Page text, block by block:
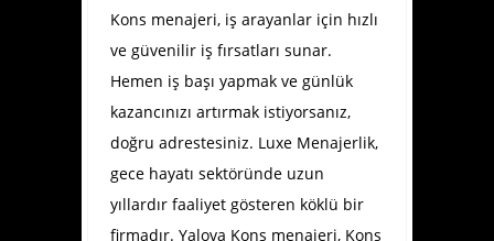
Kons menajeri, iş arayanlar için hızlı
ve güvenilir iş fırsatları sunar.
Hemen iş başı yapmak ve günlük
kazancınızı artırmak istiyorsanız,
doğru adrestesiniz. Luxe Menajerlik,
gece hayatı sektöründe uzun
yıllardır faaliyet gösteren köklü bir
firmadır. Yalova Kons menajeri, Kons